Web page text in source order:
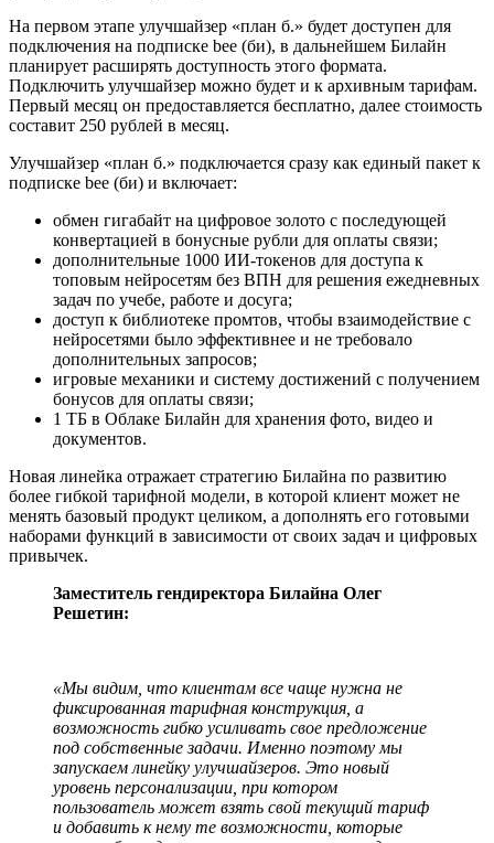
На первом этапе улучшайзер «план б.» будет доступен для
подключения на подписке bee (би), в дальнейшем Билайн
планирует расширять доступность этого формата.
Подключить улучшайзер можно будет и к архивным тарифам.
Первый месяц он предоставляется бесплатно, далее стоимость
составит 250 рублей в месяц.
Улучшайзер «план б.» подключается сразу как единый пакет к
подписке bee (би) и включает:
обмен гигабайт на цифровое золото с последующей
конвертацией в бонусные рубли для оплаты связи;
дополнительные 1000 ИИ-токенов для доступа к
топовым нейросетям без ВПН для решения ежедневных
задач по учебе, работе и досуга;
доступ к библиотеке промтов, чтобы взаимодействие с
нейросетями было эффективнее и не требовало
дополнительных запросов;
игровые механики и систему достижений с получением
бонусов для оплаты связи;
1 ТБ в Облаке Билайн для хранения фото, видео и
документов.
Новая линейка отражает стратегию Билайна по развитию
более гибкой тарифной модели, в которой клиент может не
менять базовый продукт целиком, а дополнять его готовыми
наборами функций в зависимости от своих задач и цифровых
привычек.
Заместитель гендиректора Билайна Олег
Решетин:
«Мы видим, что клиентам все чаще нужна не
фиксированная тарифная конструкция, а
возможность гибко усиливать свое предложение
под собственные задачи. Именно поэтому мы
запускаем линейку улучшайзеров. Это новый
уровень персонализации, при котором
пользователь может взять свой текущий тариф
и добавить к нему те возможности, которые